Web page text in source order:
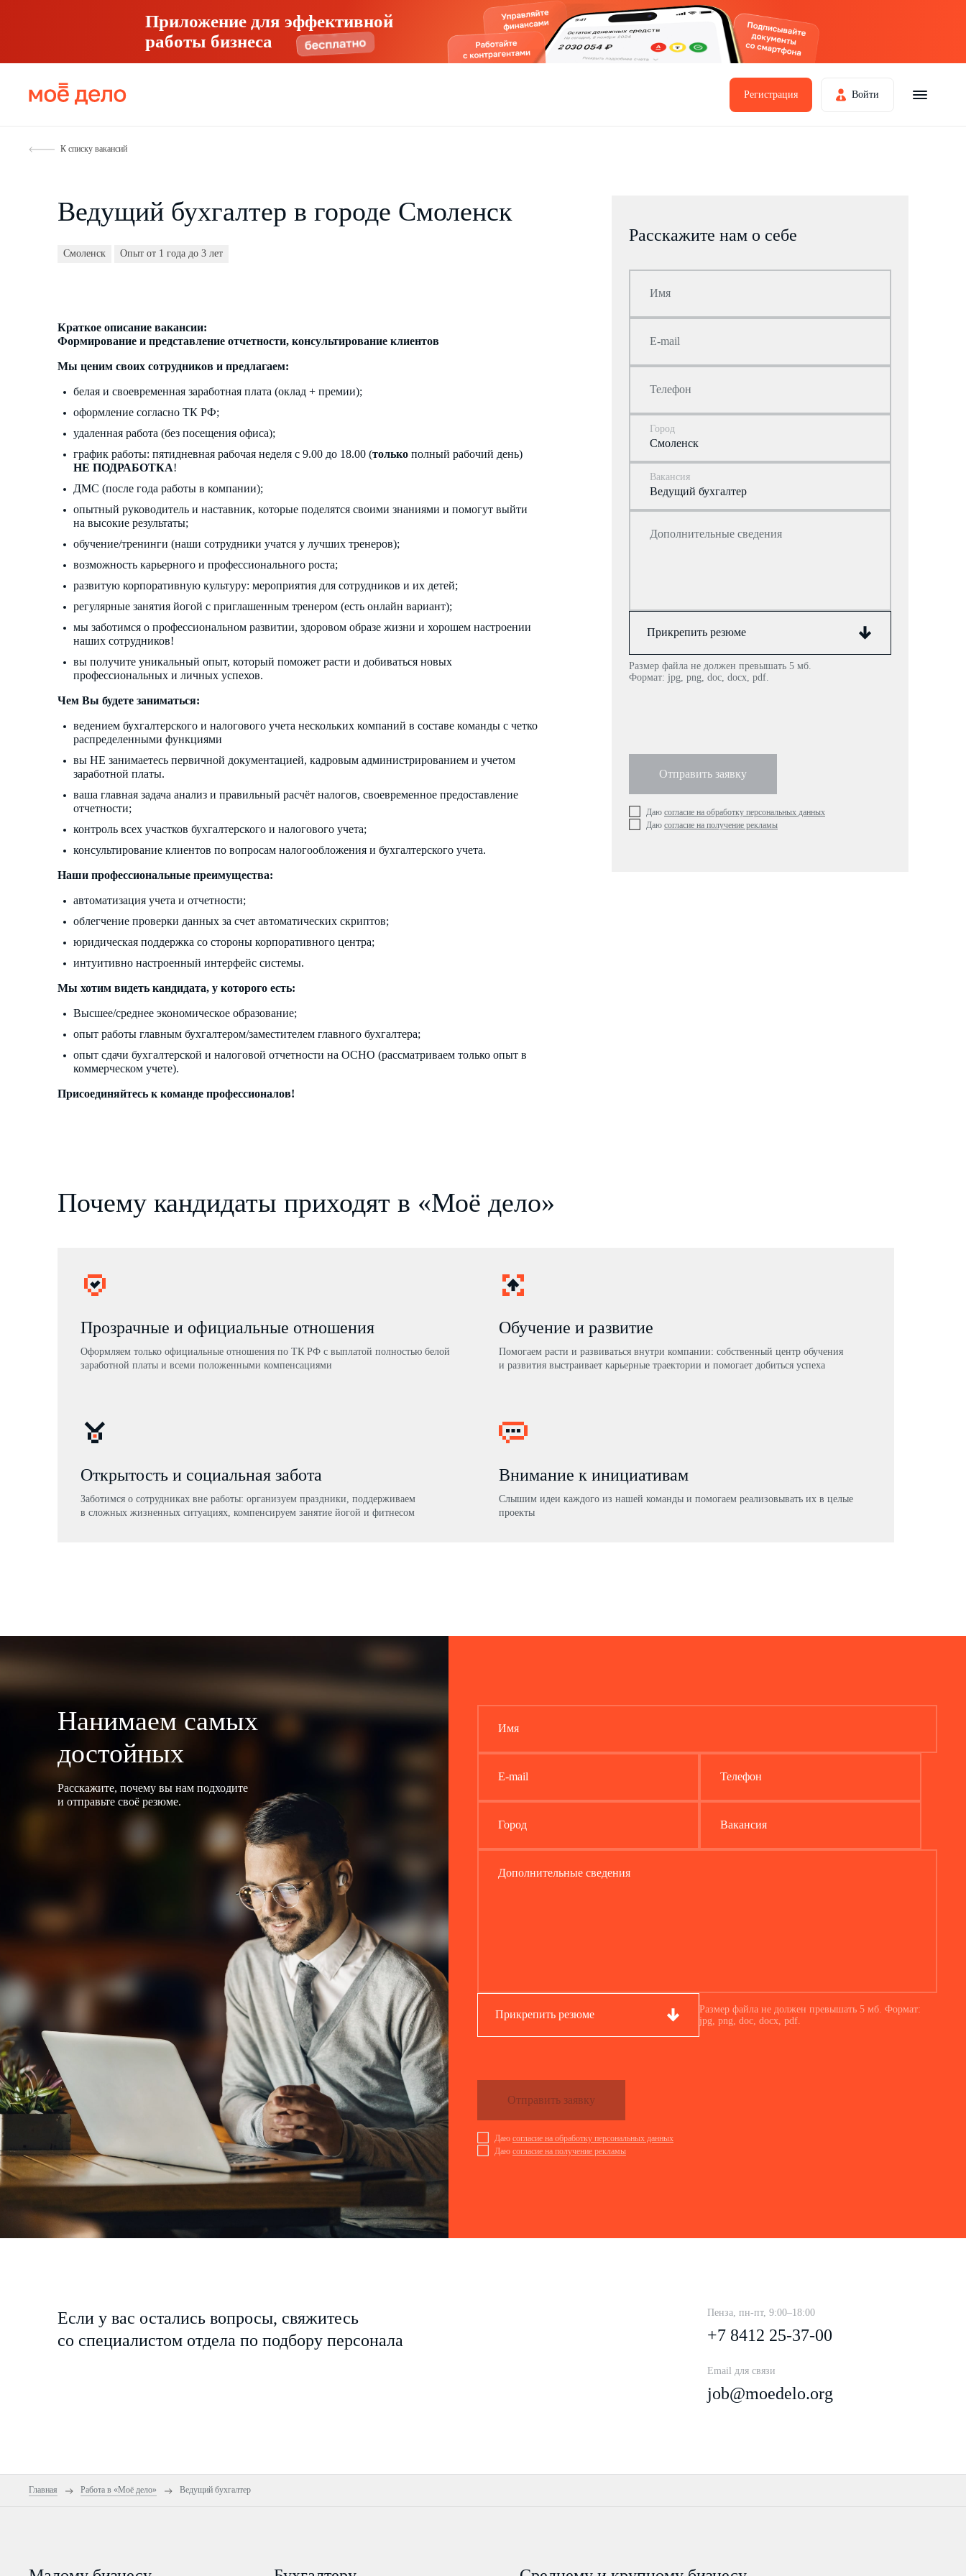
Приложение для эффективной
работы бизнеса
Регистрация Войти
К списку вакансий
Ведущий бухгалтер в городе Смоленск
Смоленск Опыт от 1 года до 3 лет
Краткое описание вакансии:
Формирование и представление отчетности, консультирование клиентов
Мы ценим своих сотрудников и предлагаем:
белая и своевременная заработная плата (оклад + премии);
оформление согласно ТК РФ;
удаленная работа (без посещения офиса);
график работы: пятидневная рабочая неделя с 9.00 до 18.00 (только полный рабочий день)
НЕ ПОДРАБОТКА!
ДМС (после года работы в компании);
опытный руководитель и наставник, которые поделятся своими знаниями и помогут выйти
на высокие результаты;
обучение/тренинги (наши сотрудники учатся у лучших тренеров);
возможность карьерного и профессионального роста;
развитую корпоративную культуру: мероприятия для сотрудников и их детей;
регулярные занятия йогой с приглашенным тренером (есть онлайн вариант);
мы заботимся о профессиональном развитии, здоровом образе жизни и хорошем настроении
наших сотрудников!
вы получите уникальный опыт, который поможет расти и добиваться новых
профессиональных и личных успехов.
Чем Вы будете заниматься:
ведением бухгалтерского и налогового учета нескольких компаний в составе команды с четко
распределенными функциями
вы НЕ занимаетесь первичной документацией, кадровым администрированием и учетом
заработной платы.
ваша главная задача анализ и правильный расчёт налогов, своевременное предоставление
отчетности;
контроль всех участков бухгалтерского и налогового учета;
консультирование клиентов по вопросам налогообложения и бухгалтерского учета.
Наши профессиональные преимущества:
автоматизация учета и отчетности;
облегчение проверки данных за счет автоматических скриптов;
юридическая поддержка со стороны корпоративного центра;
интуитивно настроенный интерфейс системы.
Мы хотим видеть кандидата, у которого есть:
Высшее/среднее экономическое образование;
опыт работы главным бухгалтером/заместителем главного бухгалтера;
опыт сдачи бухгалтерской и налоговой отчетности на ОСНО (рассматриваем только опыт в
коммерческом учете).
Присоединяйтесь к команде профессионалов!
Расскажите нам о себе
Имя
E-mail
Телефон
Город
Вакансия
Дополнительные сведения
Прикрепить резюме
Размер файла не должен превышать 5 мб.
Формат: jpg, png, doc, docx, pdf.
Отправить заявку
Даю согласие на обработку персональных данных
Даю согласие на получение рекламы
Почему кандидаты приходят в «Моё дело»
Прозрачные и официальные отношения
Оформляем только официальные отношения по ТК РФ с выплатой полностью белой
заработной платы и всеми положенными компенсациями
Обучение и развитие
Помогаем расти и развиваться внутри компании: собственный центр обучения
и развития выстраивает карьерные траектории и помогает добиться успеха
Открытость и социальная забота
Заботимся о сотрудниках вне работы: организуем праздники, поддерживаем
в сложных жизненных ситуациях, компенсируем занятие йогой и фитнесом
Внимание к инициативам
Слышим идеи каждого из нашей команды и помогаем реализовывать их в целые
проекты
Нанимаем самых
достойных
Расскажите, почему вы нам подходите
и отправьте своё резюме.
Имя
E-mail Телефон
Город Вакансия
Дополнительные сведения
Прикрепить резюме
Размер файла не должен превышать 5 мб. Формат:
jpg, png, doc, docx, pdf.
Отправить заявку
Даю согласие на обработку персональных данных
Даю согласие на получение рекламы
Если у вас остались вопросы, свяжитесь
со специалистом отдела по подбору персонала
Пенза, пн-пт, 9:00–18:00
+7 8412 25-37-00
Email для связи
job@moedelo.org
Главная Работа в «Моё дело» Ведущий бухгалтер